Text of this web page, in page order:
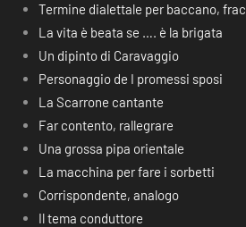
Termine dialettale per baccano,
La vita è beata se …. è la brigata
Un dipinto di Caravaggio
Personaggio de I promessi sposi
La Scarrone cantante
Far contento, rallegrare
Una grossa pipa orientale
La macchina per fare i sorbetti
Corrispondente, analogo
Il tema conduttore